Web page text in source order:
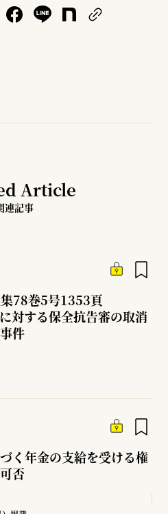
Article
連記事
78巻5号1353頁
対する保全抗告審の取消
件
く年金の支給を受ける権
否